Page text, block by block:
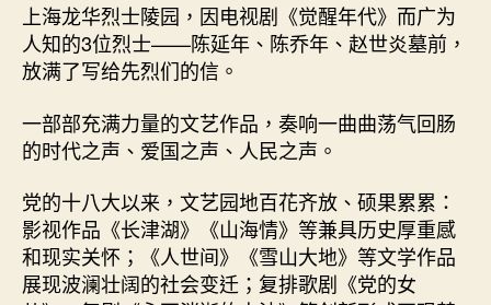
上海龙华烈士陵园，因电视剧《觉醒年代》而广为
人知的3位烈士——陈延年、陈乔年、赵世炎墓前，
放满了写给先烈们的信。
一部部充满力量的文艺作品，奏响一曲曲荡气回肠
的时代之声、爱国之声、人民之声。
党的十八大以来，文艺园地百花齐放、硕果累累：
影视作品《长津湖》《山海情》等兼具历史厚重感
和现实关怀；《人世间》《雪山大地》等文学作品
展现波澜壮阔的社会变迁；复排歌剧《党的女